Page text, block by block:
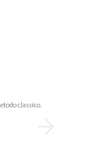
classico.